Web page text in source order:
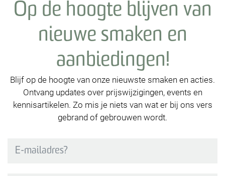
Op de hoogte blijven van
nieuwe smaken en
aanbiedingen!
Blijf op de hoogte van onze nieuwste smaken en acties.
Ontvang updates over prijswijzigingen, events en
kennisartikelen. Zo mis je niets van wat er bij ons vers
gebrand of gebrouwen wordt.